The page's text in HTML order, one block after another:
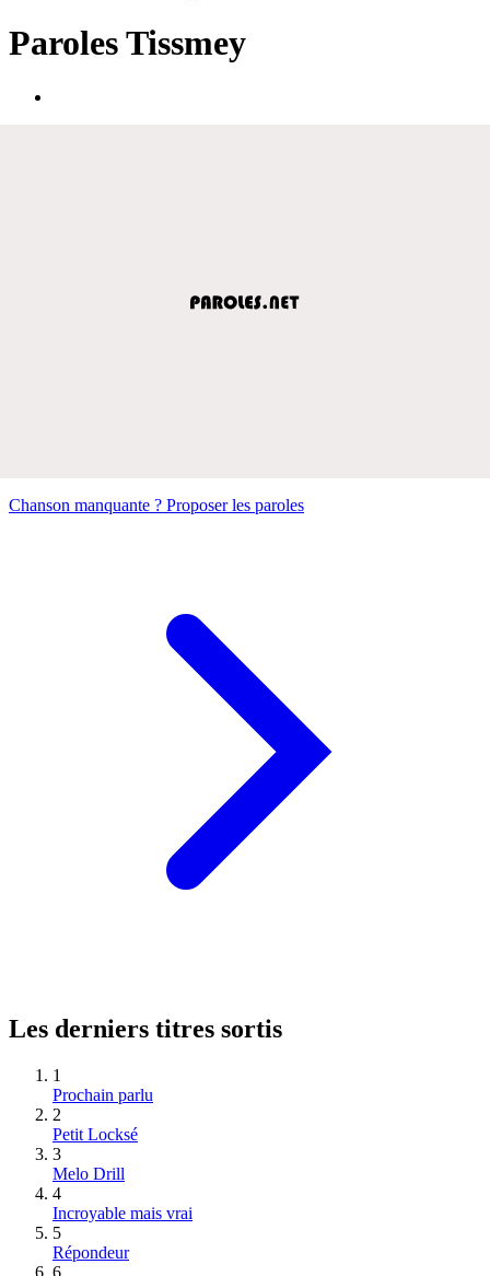
ParolesTissmey
Chanson manquante ? Proposer les paroles
Les derniers titres sortis
1
Prochain parlu
2
Petit Locksé
3
Melo Drill
4
Incroyable mais vrai
5
Répondeur
6